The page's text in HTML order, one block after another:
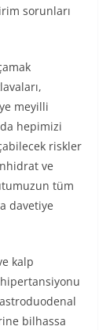
sorunları
meyilli
hepimizi
riskler
ve
tüm
davetiye
kalp
bilhassa